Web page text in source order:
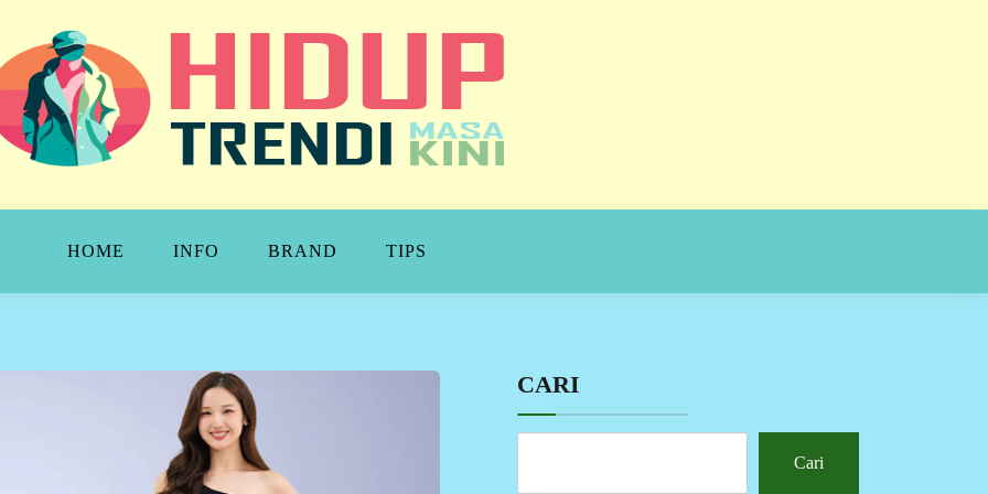
HOME INFO BRAND TIPS
CARI
Cari